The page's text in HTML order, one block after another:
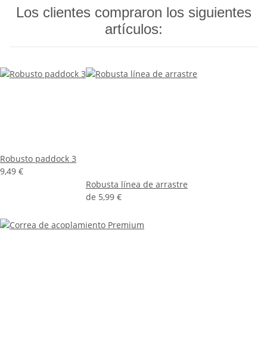
Los clientes compraron los siguientes
artículos:
Robusto paddock 3
9,49 €
Robusta línea de arrastre
de 5,99 €